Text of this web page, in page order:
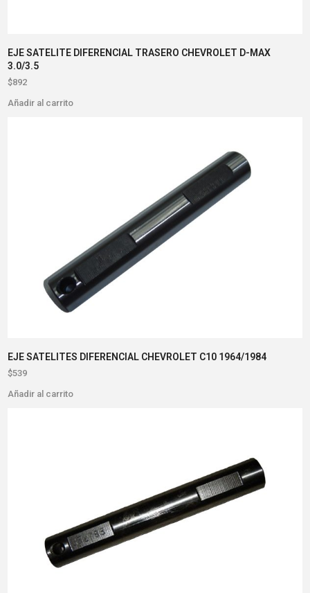
EJE SATELITE DIFERENCIAL TRASERO CHEVROLET D-MAX
3.0/3.5
$892
Añadir al carrito
EJE SATELITES DIFERENCIAL CHEVROLET C10 1964/1984
$539
Añadir al carrito